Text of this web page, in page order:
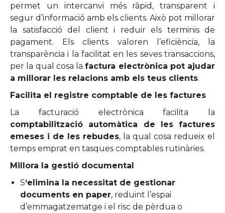
permet un intercanvi més ràpid, transparent i
segur d’informació amb els clients. Això pot millorar
la satisfacció del client i reduir els terminis de
pagament. Els clients valoren l’eficiència, la
transparència i la facilitat en les seves transaccions,
per la qual cosa lafactura electrònica pot ajudar
a millorar les relacions amb els teus clients.
Facilita el registre comptable de les factures
La facturació electrònica facilita la
comptabilització automàtica de les factures
emeses i de les rebudes, la qual cosa redueix el
temps emprat en tasques comptables rutinàries.
Millora la gestió documental
S‘elimina la necessitat de gestionar
documents en paper, reduint l’espai
d’emmagatzematge i el risc de pèrdua o